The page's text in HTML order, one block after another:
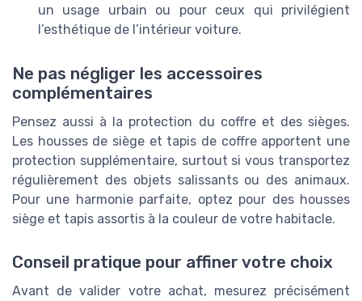
un usage urbain ou pour ceux qui privilégient
l’esthétique de l’intérieur voiture.
Ne pas négliger les accessoires
complémentaires
Pensez aussi à la protection du coffre et des sièges.
Les housses de siège et tapis de coffre apportent une
protection supplémentaire, surtout si vous transportez
régulièrement des objets salissants ou des animaux.
Pour une harmonie parfaite, optez pour des housses
siège et tapis assortis à la couleur de votre habitacle.
Conseil pratique pour affiner votre choix
Avant de valider votre achat, mesurez précisément